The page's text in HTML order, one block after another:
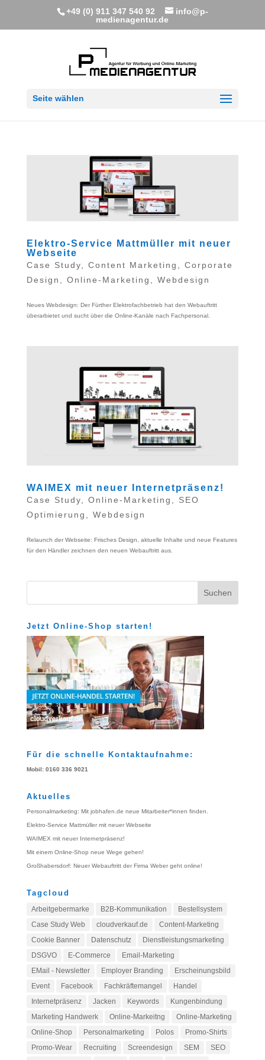
+49 (0) 911 347 540 92
info@p-
medienagentur.de
Seite wählen
Elektro-Service Mattmüller mit neuer
Webseite
Case Study Content Marketing
Corporate
Design
Online-Marketing Webdesign
Neues Webdesign: Der Fürther Elektrofachbetrieb hat den Webauftritt
überarbietet und sucht über die Online-Kanäle nach Fachpersonal.
WAIMEX mit neuer Internetpräsenz!
Case Study Online-Marketing
SEO
Optimierung
Webdesign
Relaunch der Webseite: Frisches Design, aktuelle Inhalte und neue Features
für den Händler zeichnen den neuen Webauftritt aus.
Jetzt Online-Shop starten!
Für die schnelle Kontaktaufnahme:
Mobil: 0160 336 9021
Aktuelles
Personalmarketing: Mit jobhafen.de neue Mitarbeiter*innen finden.
Elektro-Service Mattmüller mit neuer Webseite
WAIMEX mit neuer Internetpräsenz!
Mit einem Online-Shop neue Wege gehen!
Großhabersdorf: Neuer Webauftritt der Firma Weber geht online!
Tagcloud
Arbeitgebermarke B2B-Kommunikation
Bestellsystem
Case Study Web
cloudverkauf.de
Content-Marketing
Cookie Banner
Datenschutz
Dienstleistungsmarketing
DSGVO
E-Commerce
Email-Marketing
EMail - Newsletter
Employer Branding
Erscheinungsbild
Event
Facebook Fachkräftemangel
Handel
Internetpräsenz
Jacken Keywords
Kungenbindung
Marketing Handwerk
Online-Markeitng
Online-Marketing
Online-Shop
Personalmarketing Polos
Promo-Shirts
Promo-Wear
Recruiting Screendesign SEM
SEO